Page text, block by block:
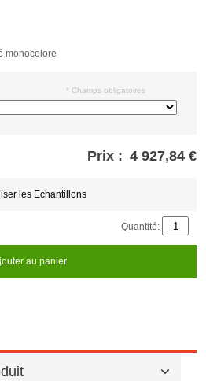
monocolore
* Champs obligatoires
Prix : 4 927,84 €
les Echantillons
Quantité:
au panier